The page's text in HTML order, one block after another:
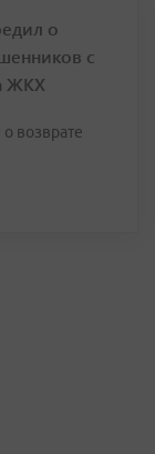
о
с
ЖКХ
возврате